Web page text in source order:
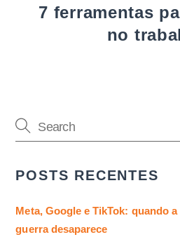
7 ferramentas
no
POSTS RECENTES
Meta, Google e TikTok: quando
guerra desaparece